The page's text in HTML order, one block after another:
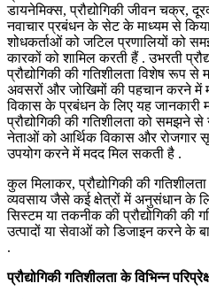
डायनेमिक्स, प्रौद्योगिकी जीवन चक्र,
नवाचार प्रबंधन के सेट के माध्यम से
शोधकर्ताओं को जटिल प्रणालियों को
कारकों को शामिल करती हैं . उभरती
प्रौद्योगिकी की गतिशीलता विशेष रूप से
अवसरों और जोखिमों की पहचान करने
विकास के प्रबंधन के लिए यह जानकारी
प्रौद्योगिकी की गतिशीलता को समझने से
नेताओं को आर्थिक विकास और रोजगार
उपयोग करने में मदद मिल सकती है .
कुल मिलाकर, प्रौद्योगिकी की
व्यवसाय जैसे कई क्षेत्रों में अनुसंधान के
सिस्टम या तकनीक की प्रौद्योगिकी की
उत्पादों या सेवाओं को डिजाइन करने के
.
प्रौद्योगिकी गतिशीलता के विभिन्न